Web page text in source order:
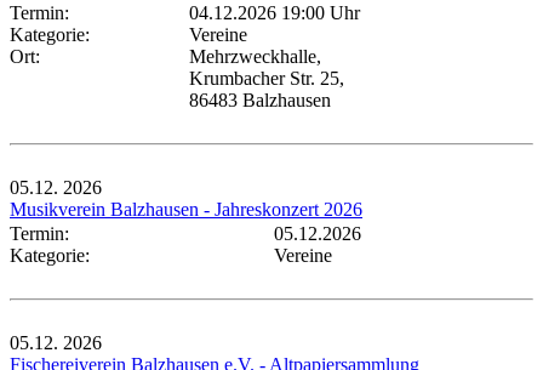
Termin:
04.12.2026 19:00 Uhr
Kategorie:
Vereine
Ort:
Mehrzweckhalle,
Krumbacher Str. 25,
86483 Balzhausen
05.12. 2026
Musikverein Balzhausen - Jahreskonzert 2026
Termin:
05.12.2026
Kategorie:
Vereine
05.12. 2026
Fischereiverein Balzhausen e.V. - Altpapiersammlung